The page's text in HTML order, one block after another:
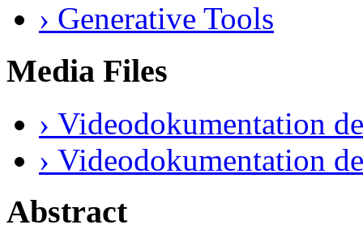
› Generative Tools
Media Files
› Videodokumentation
› Videodokumentation
Abstract